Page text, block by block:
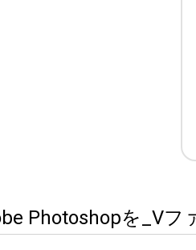
Photoshopを_Vフ